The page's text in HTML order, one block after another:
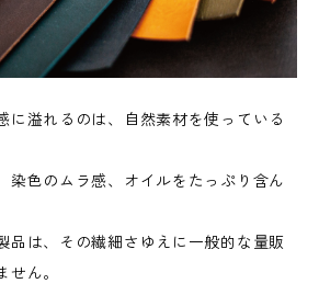
に溢れるのは、自然素材を使っている
染色のムラ感、オイルをたっぷり含ん
品は、その繊細さゆえに一般的な量販
ん。